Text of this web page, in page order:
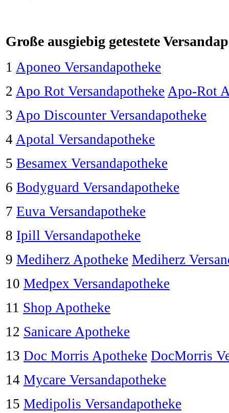
Große ausgiebig getestete
1 Aponeo Versandapotheke
2 Apo Rot Versandapotheke Apo-Rot
3 Apo Discounter Versandapotheke
4 Apotal Versandapotheke
5 Besamex Versandapotheke
6 Bodyguard Versandapotheke
7 Euva Versandapotheke
8 Ipill Versandapotheke
9 Mediherz Apotheke Mediherz
10 Medpex Versandapotheke
11 Shop Apotheke
12 Sanicare Apotheke
13 Doc Morris Apotheke DocMorris
14 Mycare Versandapotheke
15 Medipolis Versandapotheke